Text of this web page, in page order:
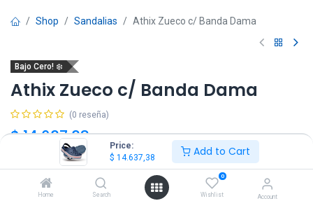
Price:
$ 14.637,38 Add to Cart
Home Search
0
Wishlist Account
Shop Sandalias Athix Zueco c/ Banda Dama
Bajo Cero! ❄️
Athix Zueco c/ Banda Dama
(0 reseña)
$14.637,38 $24.395,63 IVA Incluido
35/36 37/38 39/40